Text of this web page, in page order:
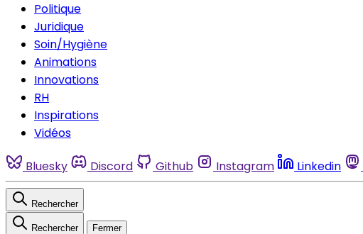
Politique
Juridique
Soin/Hygiène
Animations
Innovations
RH
Inspirations
Vidéos
Bluesky Discord Github Instagram Linkedin
Rechercher
Rechercher Fermer